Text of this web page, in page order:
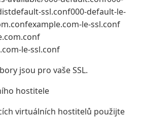
ssl.conf000-default-le-
le-ssl.conf
le-ssl.conf
jsou pro vaše SSL.
hostitele
virtuálních hostitelů použijte